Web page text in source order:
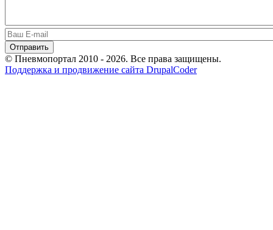
© Пневмопортал 2010 - 2026. Все права защищены.
Поддержка и продвижение сайта DrupalCoder